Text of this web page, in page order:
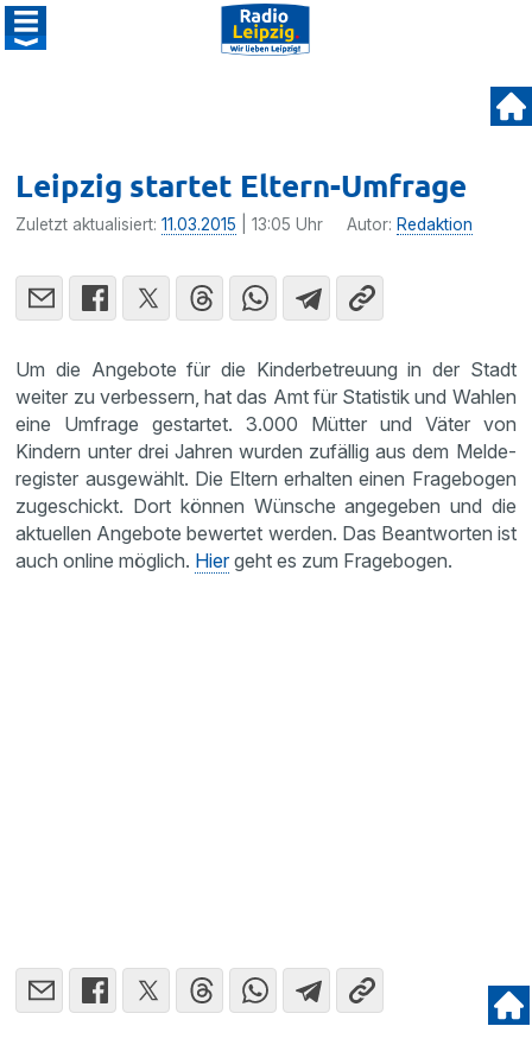
Leipzig startet Eltern-Umfrage
Zuletzt aktualisiert:11.03.2015 | 13:05 Uhr Autor: Redaktion
Um die Angebote für die Kinder­be­treuung in der Stadt
weiter zu verbes­sern, hat das Amt für Statistik und Wahlen
eine Umfrage gestartet. 3.000 Mütter und Väter von
Kindern unter drei Jahren wurden zufällig aus dem Melde­
re­gister ausge­wählt. Die Eltern erhalten einen Frage­bogen
zugeschickt. Dort können Wünsche angegeben und die
aktuellen Angebote bewertet werden. Das Beant­worten ist
auch online möglich. Hiergeht es zum Frage­bogen.